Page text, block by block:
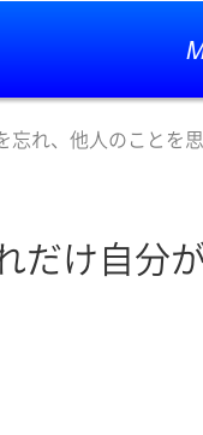
忘れ、他人のことを
だけ自分